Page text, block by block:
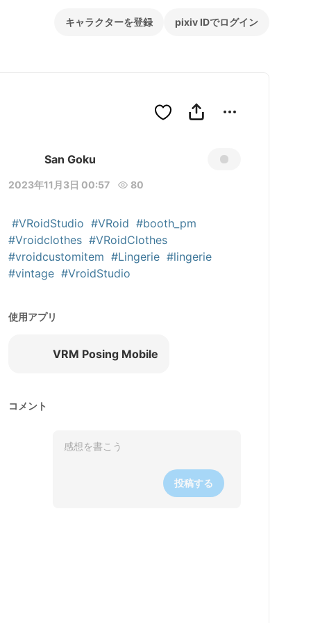
キャラクターを登録 pixiv IDでログイン
San Goku
2023年11月3日 00:57 80
#VRoidStudio #VRoid #booth_pm
#Vroidclothes #VRoidClothes
#vroidcustomitem #Lingerie #lingerie
#vintage #VroidStudio
使用アプリ
VRM Posing Mobile
コメント
投稿する